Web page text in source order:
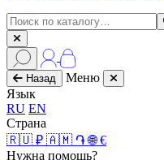
Назад
Меню
Язык
RU EN
Страна
🇷🇺 ₽ 🇦🇲 ֏🌐 €
Нужна помощь?